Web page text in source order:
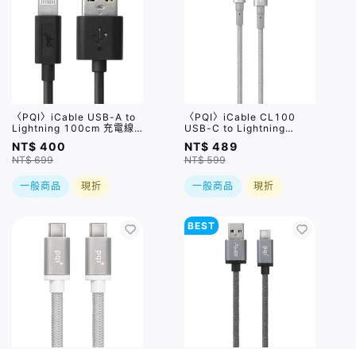
〈PQI〉iCable USB-A to
Lightning 100cm 充電線-
黑(TPE)
NT$ 400
NT$ 699
一般商品 現折
〈PQI〉iCable CL100
USB-C to Lightning
100cm 編織線 銀色
NT$ 489
NT$ 599
一般商品 現折
BEST